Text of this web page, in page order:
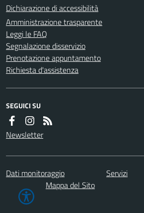
Dichiarazione di accessibilità
Amministrazione trasparente
Leggi le FAQ
Segnalazione disservizio
Prenotazione appuntamento
Richiesta d'assistenza
SEGUICI SU
Newsletter
Dati monitoraggio Servizi
Mappa del Sito